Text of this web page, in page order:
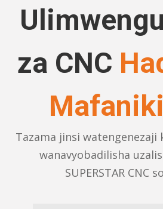
za CNC
Tazama jinsi
wanavyobadilisha
SUPERSTAR CNC